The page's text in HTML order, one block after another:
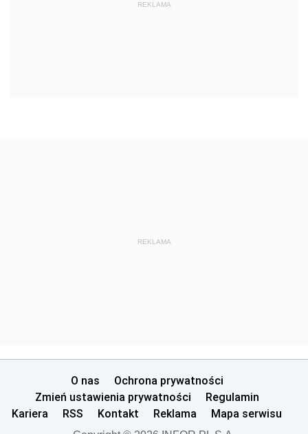
REKLAMA
REKLAMA
O nas
Ochrona prywatności
Zmień ustawienia prywatności
Regulamin
Kariera
RSS Kontakt Reklama Mapa serwisu